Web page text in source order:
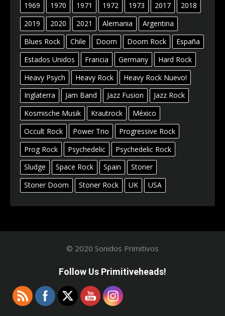
1969 1970 1971 1972 1973 2017
2018
2019
2020 2021 Alemania
Argentina
Blues Rock
Chile Doom Doom Rock
España
Estados Unidos
Francia Germany
Hard Rock
Heavy Psych
Heavy Rock
Heavy Rock Nuevo!
Inglaterra
Jam Band Jazz Fusion
Jazz Rock
Kosmische Musik
Krautrock
México
Occult Rock
Power Trio
Progressive Rock
Prog Rock
Psychedelic
Psychedelic Rock
Sludge
Space Rock Spain
Stoner
Stoner Doom
Stoner Rock UK USA
© 2020 Sonidos Primitivos
Follow Us Primitiveheads!